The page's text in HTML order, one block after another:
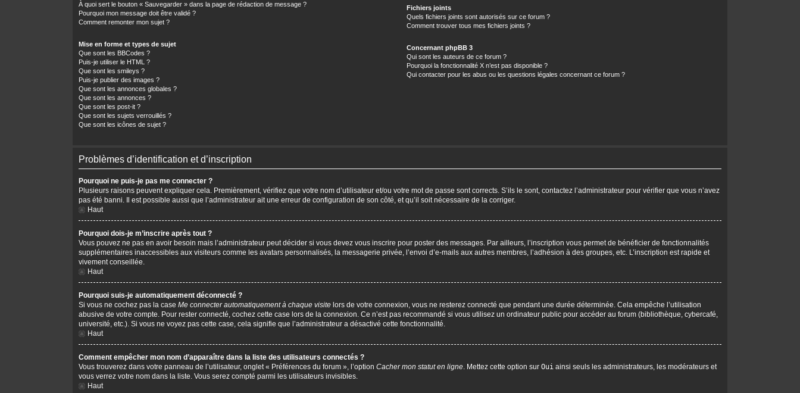
À quoi sert le bouton « Sauvegarder » dans la page de rédaction de message ?
Pourquoi mon message doit être validé ?
Comment remonter mon sujet ?
Mise en forme et types de sujet
Que sont les BBCodes ?
Puis-je utiliser le HTML ?
Que sont les smileys ?
Puis-je publier des images ?
Que sont les annonces globales ?
Que sont les annonces ?
Que sont les post-it ?
Que sont les sujets verrouillés ?
Que sont les icônes de sujet ?
Fichiers joints
Quels fichiers joints sont autorisés sur ce forum ?
Comment trouver tous mes fichiers joints ?
Concernant phpBB 3
Qui sont les auteurs de ce forum ?
Pourquoi la fonctionnalité X n’est pas disponible ?
Qui contacter pour les abus ou les questions légales concernant ce forum ?
Problèmes d’identification et d’inscription
Pourquoi ne puis-je pas me connecter ?
Plusieurs raisons peuvent expliquer cela. Premièrement, vérifiez que votre nom d’utilisateur et/ou votre mot de passe sont corrects. S’ils le sont, contactez l’administrateur pour vérifier que vous n’avez
pas été banni. Il est possible aussi que l’administrateur ait une erreur de configuration de son côté, et qu’il soit nécessaire de la corriger.
Haut
Pourquoi dois-je m’inscrire après tout ?
Vous pouvez ne pas en avoir besoin mais l’administrateur peut décider si vous devez vous inscrire pour poster des messages. Par ailleurs, l’inscription vous permet de bénéficier de fonctionnalités
supplémentaires inaccessibles aux visiteurs comme les avatars personnalisés, la messagerie privée, l’envoi d’e-mails aux autres membres, l’adhésion à des groupes, etc. L’inscription est rapide et
vivement conseillée.
Haut
Pourquoi suis-je automatiquement déconnecté ?
Si vous ne cochez pas la case Me connecter automatiquement à chaque visite lors de votre connexion, vous ne resterez connecté que pendant une durée déterminée. Cela empêche l’utilisation
abusive de votre compte. Pour rester connecté, cochez cette case lors de la connexion. Ce n’est pas recommandé si vous utilisez un ordinateur public pour accéder au forum (bibliothèque, cybercafé,
université, etc.). Si vous ne voyez pas cette case, cela signifie que l’administrateur a désactivé cette fonctionnalité.
Haut
Comment empêcher mon nom d’apparaître dans la liste des utilisateurs connectés ?
Vous trouverez dans votre panneau de l’utilisateur, onglet « Préférences du forum », l’option Cacher mon statut en ligne. Mettez cette option sur Oui ainsi seuls les administrateurs, les modérateurs et
vous verrez votre nom dans la liste. Vous serez compté parmi les utilisateurs invisibles.
Haut